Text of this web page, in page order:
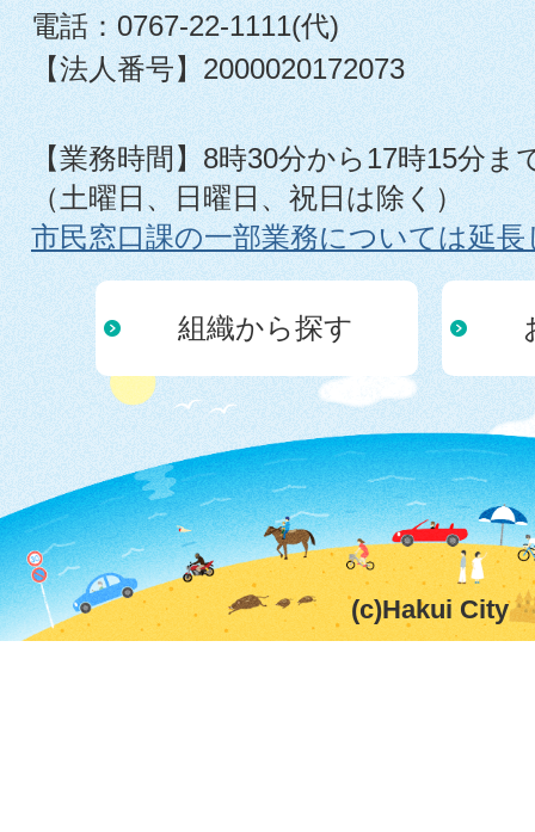
電話：0767-22-1111(代)
【法人番号】2000020172073
【業務時間】8時30分から17時15分ま
（土曜日、日曜日、祝日は除く）
市民窓口課の一部業務については延
組織から探す
(c)Hakui City